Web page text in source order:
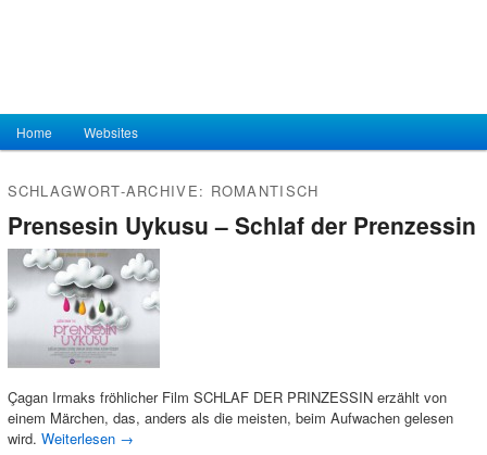
Hauptmenü
Zum Inhalt wechseln
Zum sekundären Inhalt wechseln
Home Websites
SCHLAGWORT-ARCHIVE: ROMANTISCH
Prensesin Uykusu – Schlaf der Prenzessin
Çagan Irmaks fröhlicher Film SCHLAF DER PRINZESSIN erzählt von
einem Märchen, das, anders als die meisten, beim Aufwachen gelesen
wird. Weiterlesen →